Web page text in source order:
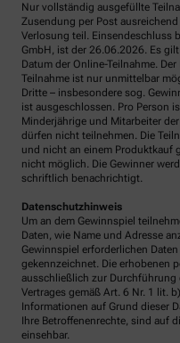
Nur vollständig ausgefüllte
Zusendung per Post
Verlosung teil. Einsendeschluss
GmbH, ist der 26.06.2026. Es
Datum der Online-Teilnahme.
Teilnahme ist nur unmittelbar
Dritte – insbesondere sog.
ist ausgeschlossen. Pro Person
Minderjährige und Mitarbeiter
dürfen nicht teilnehmen. Die
und nicht an einem Produktkauf
nicht möglich. Die Gewinner
schriftlich benachrichtigt.
Datenschutzhinweis
Um an dem Gewinnspiel
Daten, wie Name und Adresse
Gewinnspiel erforderlichen
gekennzeichnet. Die erhobenen
ausschließlich zur Durchführung
Vertrages gemäß Art. 6 Nr. 1 lit.
Informationen auf Grund dieser
Ihre Betroffenenrechte, sind auf
einsehbar.